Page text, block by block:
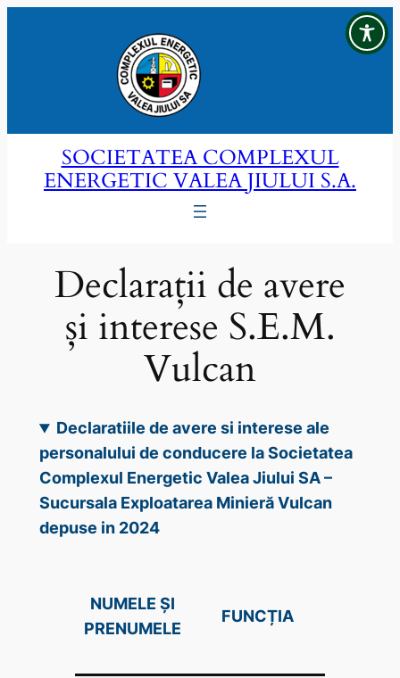
SOCIETATEA COMPLEXUL
ENERGETIC VALEA JIULUI S.A.
Declarații de avere
și interese S.E.M.
Vulcan
Declaratiile de avere si interese ale
personalului de conducere la Societatea
Complexul Energetic Valea Jiului SA –
Sucursala Exploatarea Minieră Vulcan
depuse in 2024
NUMELE ȘI
PRENUMELE
FUNCȚIA